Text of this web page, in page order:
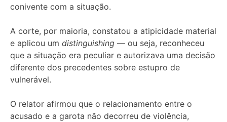
conivente com a situação.
A corte, por maioria, constatou a atipicidade material
e aplicou um distinguishing — ou seja, reconheceu
que a situação era peculiar e autorizava uma decisão
diferente dos precedentes sobre estupro de
vulnerável.
O relator afirmou que o relacionamento entre o
acusado e a garota não decorreu de violência,